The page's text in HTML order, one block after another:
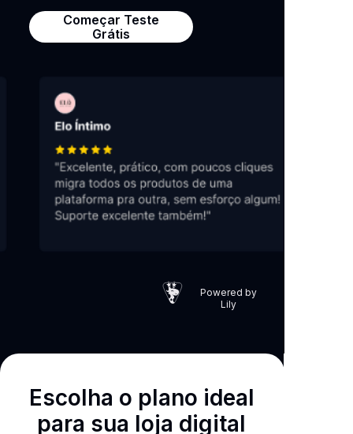
Começar Teste
Grátis
Powered by
Lily
Escolha o plano ideal
para sua loja digital